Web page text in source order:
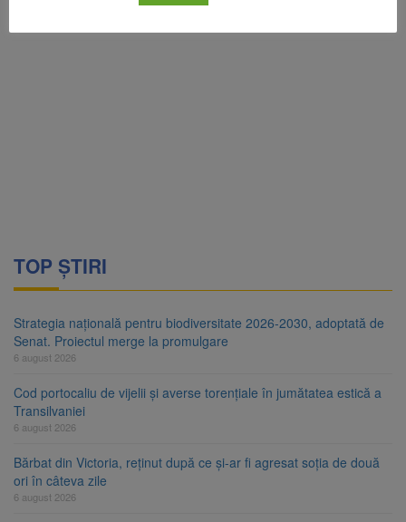
sunt procesate datele comentariilor tale
TOP ȘTIRI
Strategia națională pentru biodiversitate 2026-2030, adoptată de
Senat. Proiectul merge la promulgare
6 august 2026
Cod portocaliu de vijelii și averse torențiale în jumătatea estică a
Transilvaniei
6 august 2026
Bărbat din Victoria, reținut după ce și-ar fi agresat soția de două
ori în câteva zile
6 august 2026